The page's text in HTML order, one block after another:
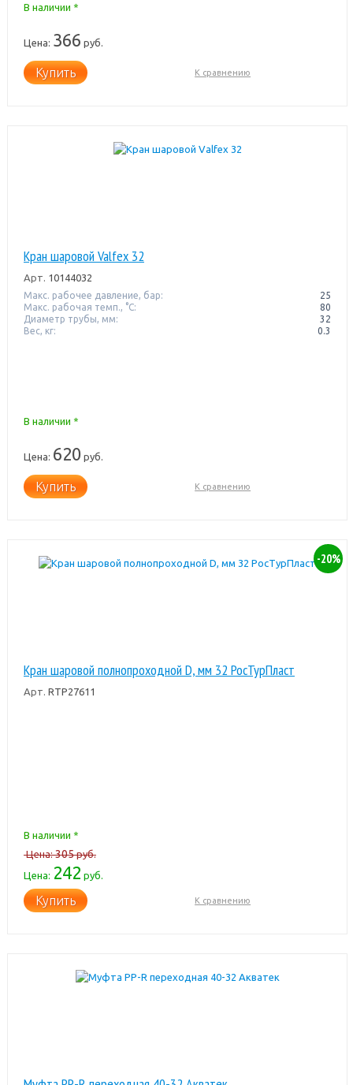
В наличии *
Цена: 366 руб.
Купить К сравнению
Кран шаровой Valfex 32
Арт. 10144032
Макс. рабочее давление, бар:
25
Макс. рабочая темп., °С:
80
Диаметр трубы, мм:
32
Вес, кг:
0.3
В наличии *
Цена: 620 руб.
Купить К сравнению
-20%
Кран шаровой полнопроходной D, мм 32 РосТурПласт
Арт. RTP27611
В наличии *
Цена:305руб.
Цена: 242 руб.
Купить К сравнению